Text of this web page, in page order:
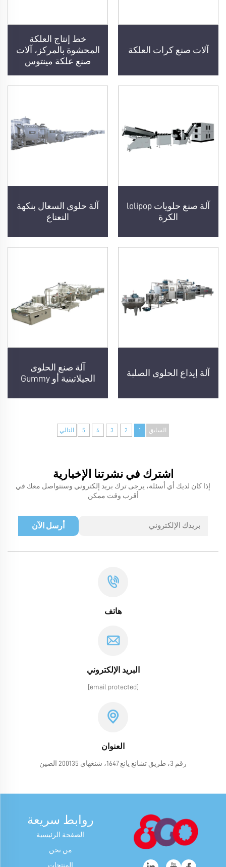
آلات صنع كرات العلكة
خط إنتاج العلكة
المحشوة بالمركز، آلات
صنع علكة مينتوس
آلة صنع حلويات lolipop
الكرة
آلة حلوى السعال بنكهة
النعناع
آلة إيداع الحلوى الصلبة
آلة صنع الحلوى
الجيلاتينية أو Gummy
السابق 1
2
3
4
5 التالي
اشترك في نشرتنا الإخبارية
إذا كان لديك أي أسئلة، يرجى ترك بريد إلكتروني وسنتواصل معك في
أقرب وقت ممكن
أرسل الآن
هاتف
البريد الإلكتروني
[email protected]
العنوان
رقم 3، طريق تشانغ يانغ 1647، شنغهاي 200135 الصين
روابط سريعة
الصفحة الرئيسية
من نحن
المنتجات